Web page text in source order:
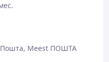
Пошта, Meest ПОШТА